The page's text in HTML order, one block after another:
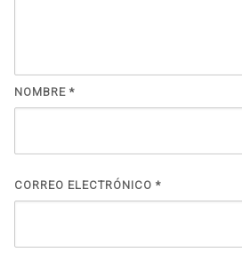
NOMBRE *
CORREO ELECTRÓNICO *